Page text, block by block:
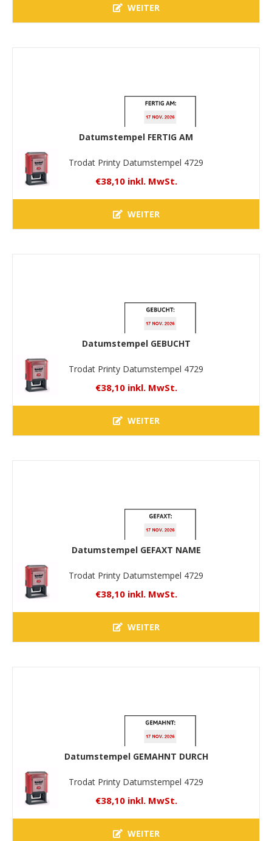
WEITER
Datumstempel FERTIG AM
Trodat Printy Datumstempel 4729
€38,10 inkl. MwSt.
WEITER
Datumstempel GEBUCHT
Trodat Printy Datumstempel 4729
€38,10 inkl. MwSt.
WEITER
Datumstempel GEFAXT NAME
Trodat Printy Datumstempel 4729
€38,10 inkl. MwSt.
WEITER
Datumstempel GEMAHNT DURCH
Trodat Printy Datumstempel 4729
€38,10 inkl. MwSt.
WEITER